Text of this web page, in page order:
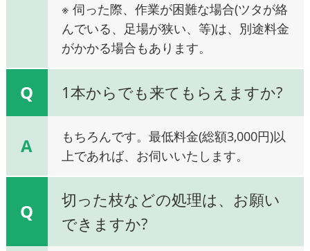
※ 伺った際、作業が困難な場合(ツタが絡
んでいる、足場が狭い、等)は、別途料金
がかかる場合もあります。
Q 1本からでも来てもらえますか?
A
もちろんです。最低料金(総額3,000円)以
上であれば、お伺いいたします。
Q
切った枝などの処理は、お願い
できますか?